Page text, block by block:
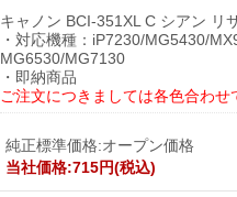
キャノン BCI-351XL C シアン リ
・対応機種：iP7230/MG5430/
MG6530/MG7130
・即納商品
ご注文につきましては各色合わせ
純正標準価格:オープン価格
当社価格:715円(税込)